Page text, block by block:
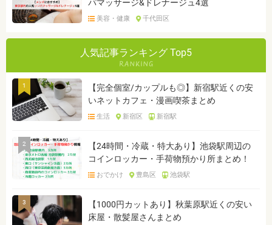
パマッサージ&ドレナージュ4選
美容・健康 千代田区
人気記事ランキング Top5
1
【完全個室/カップルも◎】新宿駅近くの安
いネットカフェ・漫画喫茶まとめ
生活 新宿区 新宿駅
2
【24時間・冷蔵・特大あり】池袋駅周辺の
コインロッカー・手荷物預かり所まとめ！
おでかけ 豊島区 池袋駅
3
【1000円カットあり】秋葉原駅近くの安い
床屋・散髪屋さんまとめ